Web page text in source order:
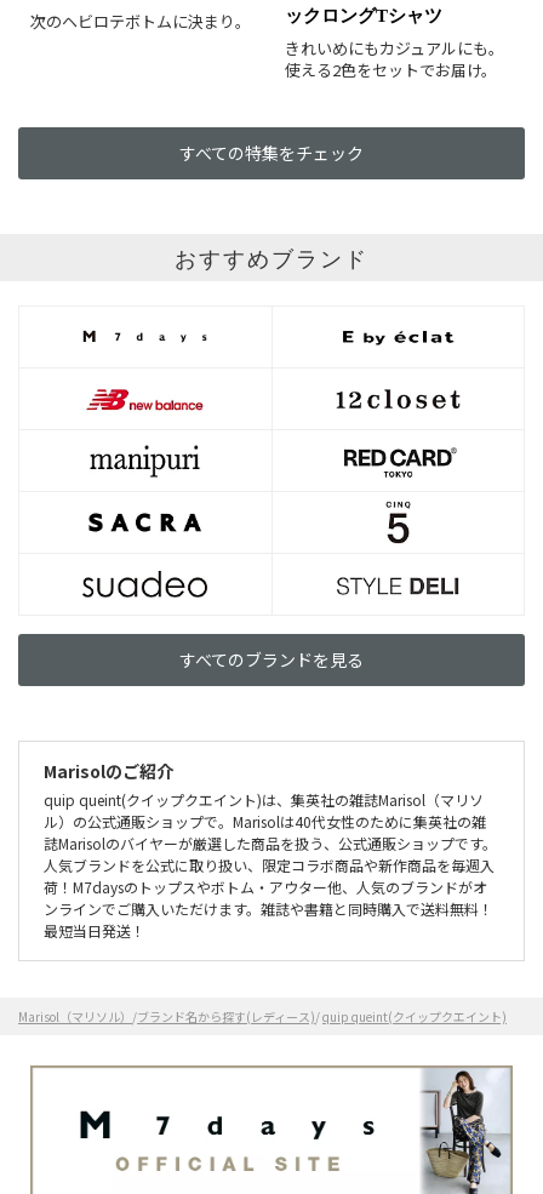
次のヘビロテボトムに決まり。
ックロングTシャツ
きれいめにもカジュアルにも。
使える2色をセットでお届け。
すべての特集をチェック
おすすめブランド
すべてのブランドを見る
Marisolのご紹介
quip queint(クイップクエイント)は、集英社の雑誌Marisol（マリソ
ル）の公式通販ショップで。Marisolは40代女性のために集英社の雑
誌Marisolのバイヤーが厳選した商品を扱う、公式通販ショップです。
人気ブランドを公式に取り扱い、限定コラボ商品や新作商品を毎週入
荷！M7daysのトップスやボトム・アウター他、人気のブランドがオ
ンラインでご購入いただけます。雑誌や書籍と同時購入で送料無料！
最短当日発送！
Marisol（マリソル） /ブランド名から探す(レディース)/quip queint(クイップクエイント)